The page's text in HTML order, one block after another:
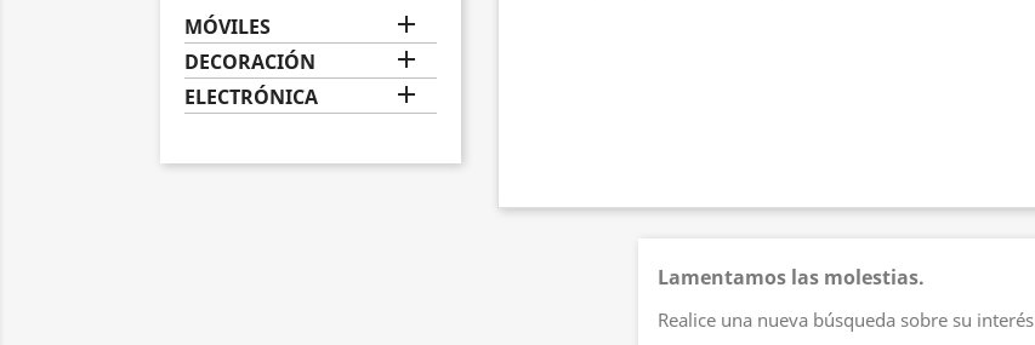
MÓVILES 
DECORACIÓN 
ELECTRÓNICA 
Lamentamos las molestias.
Realice una nueva búsqueda sobre su interés